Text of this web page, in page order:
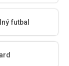
futbal